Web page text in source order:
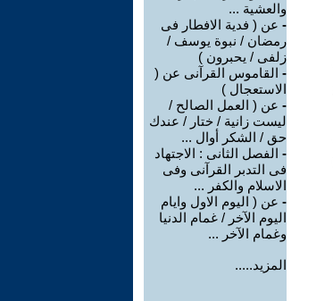
والعشية ...
- عن ( فدية الافطار فى
رمضان / نبوة يوسف /
زلفى / يحبرون )
- القاموس القرآنى عن (
الاستعجال )
- عن ( العمل الصالح /
ليست زانية / ختار / عندك
حق / الشكر أوال ...
- الفصل الثانى : الاجتهاد
فى التدبر القرآنى وفى
الاسلام والكفر ...
- عن ( اليوم الاول وايام
اليوم الآخر / غمام الدنيا
وغمام الآخر ...
المزيد.....